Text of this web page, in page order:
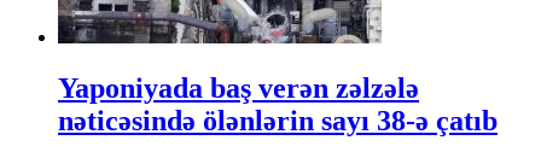
Yaponiyada baş verən zəlzələ
nəticəsində ölənlərin sayı 38-ə çatıb